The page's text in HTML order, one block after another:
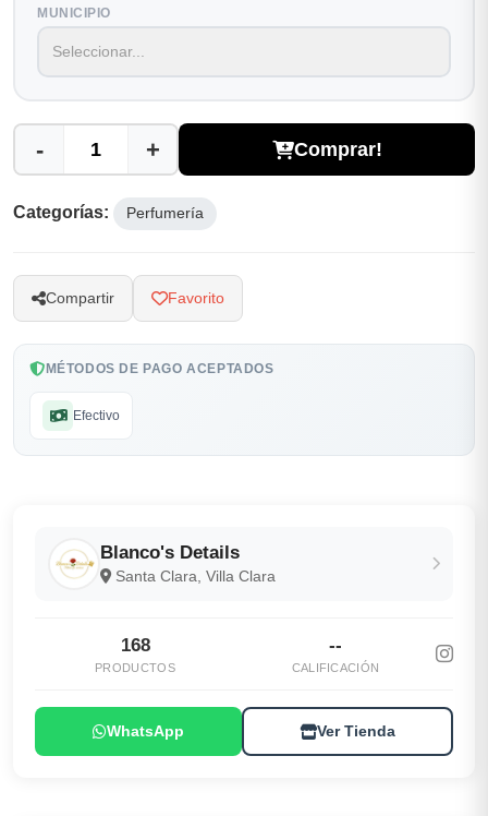
MUNICIPIO
- + Comprar!
Categorías: Perfumería
Compartir Favorito
MÉTODOS DE PAGO ACEPTADOS
Efectivo
Blanco's Details
Santa Clara, Villa Clara
168
PRODUCTOS
--
CALIFICACIÓN
WhatsApp Ver Tienda